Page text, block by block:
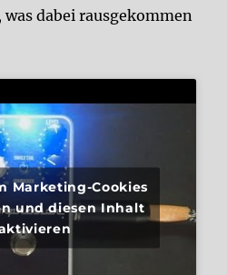
dabei rausgekommen
Marketing-Cookies
und diesen Inhalt